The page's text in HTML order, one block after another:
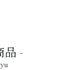
品